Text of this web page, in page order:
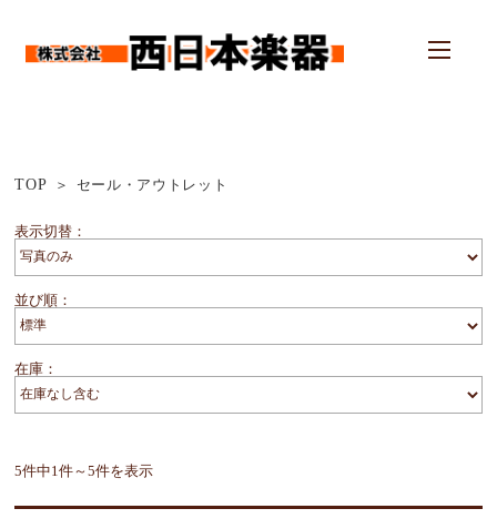
TOP セール・アウトレット
表示切替：
並び順：
在庫：
5件中1件～5件を表示